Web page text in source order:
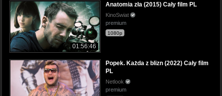
01:56:46
Anatomia zła (2015) Cały film PL
KinoSwiat
premium
1080p
Popek. Każda z blizn (2022) Cały film
PL
Netlook
premium